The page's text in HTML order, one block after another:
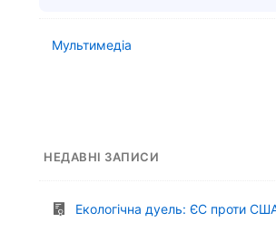
Мультимедіа
НЕДАВНІ ЗАПИСИ
Екологічна дуель: ЄС проти